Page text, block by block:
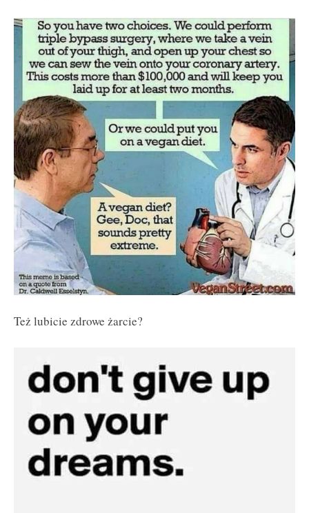
Też lubicie zdrowe żarcie?